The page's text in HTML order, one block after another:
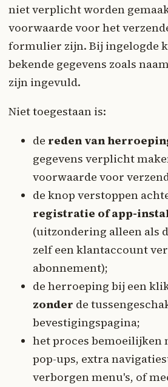
niet verplicht worden
voorwaarde voor het
formulier zijn. Bij ingelogde
bekende gegevens zoals
zijn ingevuld.
Niet toegestaan is:
de reden van
gegevens verplicht
voorwaarde voor
de knop verstoppen
registratie of app-
(uitzondering alleen als
zelf een klantaccount
abonnement);
de herroeping bij een
zonder de
bevestigingspagina;
het proces bemoeilijken
pop-ups, extra
verborgen menu's, of